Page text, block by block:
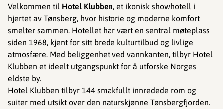
Velkommen til Hotel Klubben, et ikonisk showhotell i
hjertet av Tønsberg, hvor historie og moderne komfort
smelter sammen. Hotellet har vært en sentral møteplass
siden 1968, kjent for sitt brede kulturtilbud og livlige
atmosfære. Med beliggenhet ved vannkanten, tilbyr Hotel
Klubben et ideelt utgangspunkt for å utforske Norges
eldste by.
Hotel Klubben tilbyr 144 smakfullt innredede rom og
suiter med utsikt over den naturskjønne Tønsbergfjorden.